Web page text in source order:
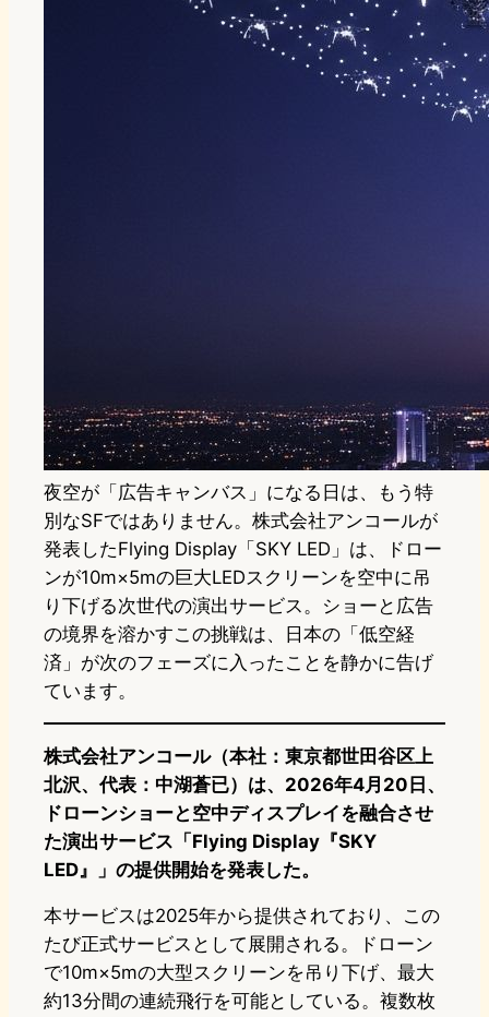
夜空が「広告キャンバス」になる日は、もう特
別なSFではありません。株式会社アンコールが
発表したFlying Display「SKY LED」は、ドロー
ンが10m×5mの巨大LEDスクリーンを空中に吊
り下げる次世代の演出サービス。ショーと広告
の境界を溶かすこの挑戦は、日本の「低空経
済」が次のフェーズに入ったことを静かに告げ
ています。
株式会社アンコール（本社：東京都世田谷区上
北沢、代表：中湖蒼已）は、2026年4月20日、
ドローンショーと空中ディスプレイを融合させ
た演出サービス「Flying Display『SKY
LED』」の提供開始を発表した。
本サービスは2025年から提供されており、この
たび正式サービスとして展開される。ドローン
で10m×5mの大型スクリーンを吊り下げ、最大
約13分間の連続飛行を可能としている。複数枚